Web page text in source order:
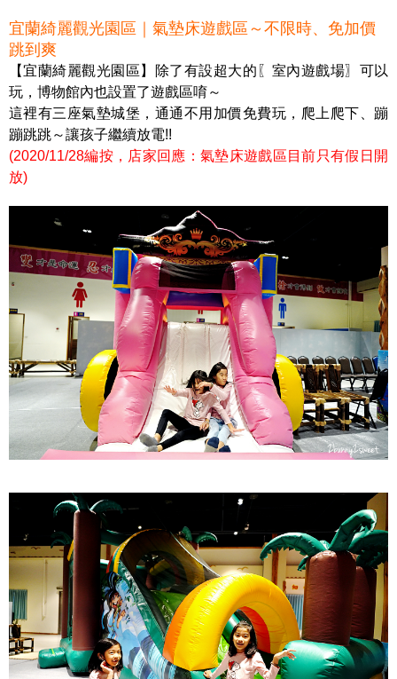
宜蘭綺麗觀光園區｜氣墊床遊戲區～不限時、免加價
跳到爽
【宜蘭綺麗觀光園區】除了有設超大的〖室內遊戲場〗可以
玩，博物館內也設置了遊戲區唷～
這裡有三座氣墊城堡，通通不用加價免費玩，爬上爬下、蹦
蹦跳跳～讓孩子繼續放電!!
(2020/11/28編按，店家回應：氣墊床遊戲區目前只有假日開
放)